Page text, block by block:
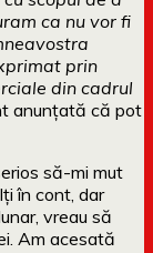
ca nu vor fi
prin
din cadrul
anunțată că pot
să-mi mut
în cont, dar
vreau să
Am acesată